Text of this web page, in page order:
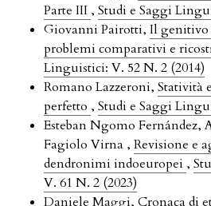
Parte III , Studi e Saggi
Giovanni Pairotti, Il
problemi comparativi e
Linguistici: V. 52 N. 2 (2014)
Romano Lazzeroni, Statività
perfetto , Studi e Saggi
Esteban Ngomo Fernández,
Fagiolo Virna , Revisione e
dendronimi indoeuropei ,
V. 61 N. 2 (2023)
Daniele Maggi, Cronaca di